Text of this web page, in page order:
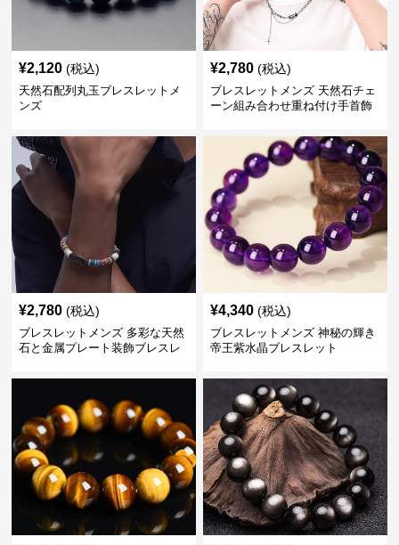
¥2,120 (税込)
天然石配列丸玉ブレスレットメ
ンズ
¥2,780 (税込)
ブレスレットメンズ 天然石チェ
ーン組み合わせ重ね付け手首飾
¥2,780 (税込)
ブレスレットメンズ 多彩な天然
石と金属プレート装飾ブレスレ
¥4,340 (税込)
ブレスレットメンズ 神秘の輝き
帝王紫水晶ブレスレット